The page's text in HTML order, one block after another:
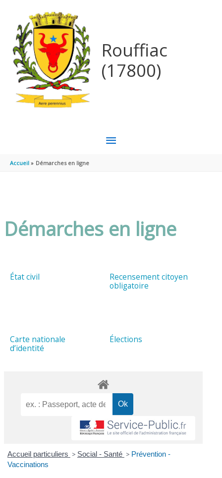
Rouffiac
(17800)
MENU
Accueil Démarches en ligne
Démarches en ligne
État civil
Recensement citoyen
obligatoire
Carte nationale
d’identité
Élections
Accueil particuliers > Social - Santé > Prévention -
Vaccinations